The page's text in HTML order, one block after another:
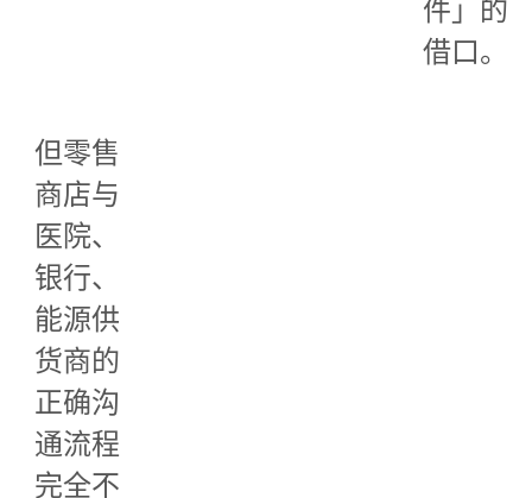
件」的
借口。
但零售
商店与
医院、
银行、
能源供
货商的
正确沟
通流程
完全不